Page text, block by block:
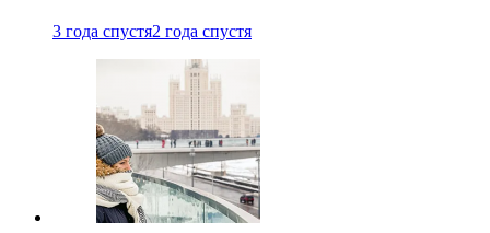
3 года спустя2 года спустя